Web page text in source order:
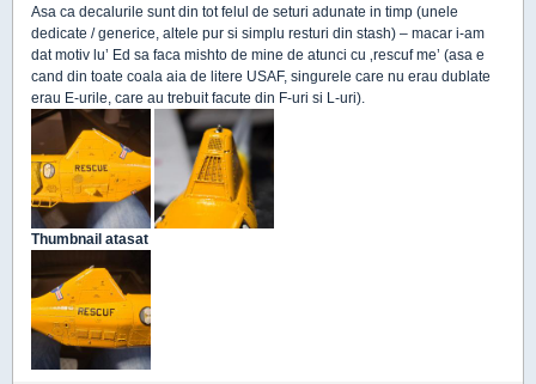
Asa ca decalurile sunt din tot felul de seturi adunate in timp (unele
dedicate / generice, altele pur si simplu resturi din stash) – macar i-am
dat motiv lu’ Ed sa faca mishto de mine de atunci cu ‚rescuf me’ (asa e
cand din toate coala aia de litere USAF, singurele care nu erau dublate
erau E-urile, care au trebuit facute din F-uri si L-uri).
Thumbnail atasat